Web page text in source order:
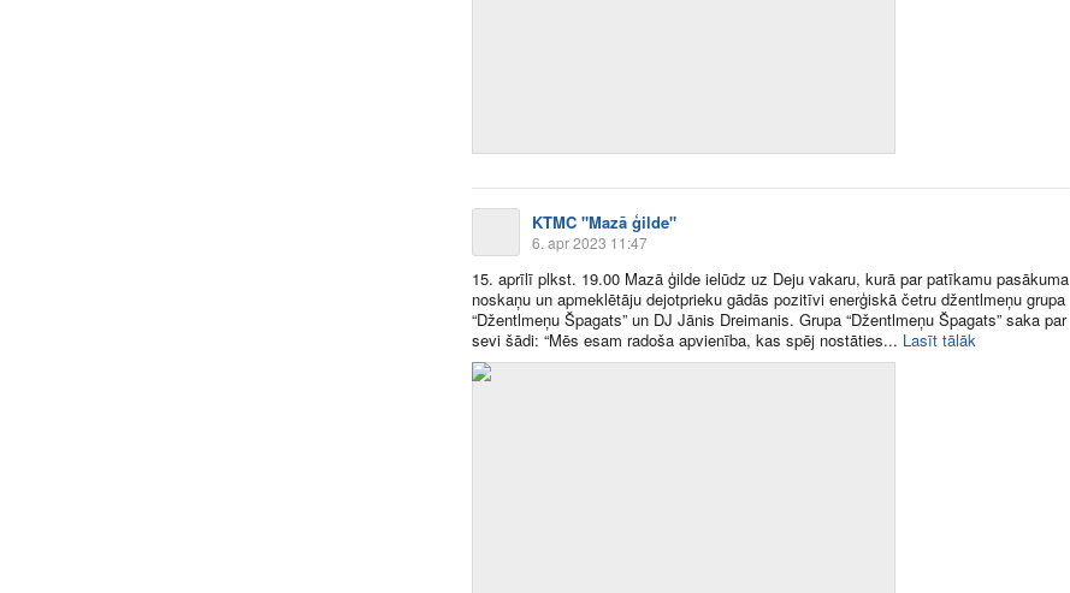
KTMC "Mazā ģilde"
6. apr 2023 11:47
15. aprīlī plkst. 19.00 Mazā ģilde ielūdz uz Deju vakaru, kurā par patīkamu pasākuma
noskaņu un apmeklētāju dejotprieku gādās pozitīvi enerģiskā četru džentlmeņu grupa
“Džentlmeņu Špagats” un DJ Jānis Dreimanis. Grupa “Džentlmeņu Špagats” saka par
sevi šādi: “Mēs esam radoša apvienība, kas spēj nostāties​... Lasīt tālāk